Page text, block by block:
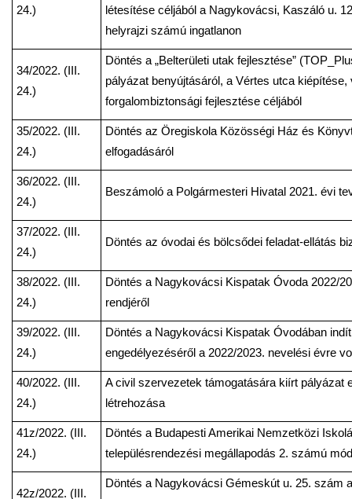
24.)
létesítése céljából a Nagykovácsi, Kaszáló u.
helyrajzi számú ingatlanon
34/2022. (III.
24.)
Döntés a „Belterületi utak fejlesztése”
pályázat benyújtásáról, a Vértes utca
forgalombiztonsági fejlesztése céljából
35/2022. (III.
24.)
Döntés az Öregiskola Közösségi Ház és
elfogadásáról
36/2022. (III.
24.)
Beszámoló a Polgármesteri Hivatal 2021. évi
37/2022. (III.
24.)
Döntés az óvodai és bölcsődei feladat-ellátás
38/2022. (III.
24.)
Döntés a Nagykovácsi Kispatak Óvoda 2022/
rendjéről
39/2022. (III.
24.)
Döntés a Nagykovácsi Kispatak Óvodában
engedélyezéséről a 2022/2023. nevelési évre
40/2022. (III.
24.)
A civil szervezetek támogatására kiírt pályázat
létrehozása
41z/2022. (III.
24.)
Döntés a Budapesti Amerikai Nemzetközi
településrendezési megállapodás 2. számú
42z/2022. (III.
Döntés a Nagykovácsi Gémeskút u. 25. szám